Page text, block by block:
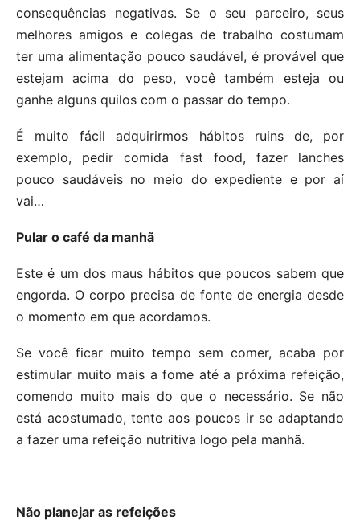
consequências negativas. Se o seu parceiro, seus
melhores amigos e colegas de trabalho costumam
ter uma alimentação pouco saudável, é provável que
estejam acima do peso, você também esteja ou
ganhe alguns quilos com o passar do tempo.
É muito fácil adquirirmos hábitos ruins de, por
exemplo, pedir comida fast food, fazer lanches
pouco saudáveis no meio do expediente e por aí
vai…
Pular o café da manhã
Este é um dos maus hábitos que poucos sabem que
engorda. O corpo precisa de fonte de energia desde
o momento em que acordamos.
Se você ficar muito tempo sem comer, acaba por
estimular muito mais a fome até a próxima refeição,
comendo muito mais do que o necessário. Se não
está acostumado, tente aos poucos ir se adaptando
a fazer uma refeição nutritiva logo pela manhã.
Não planejar as refeições